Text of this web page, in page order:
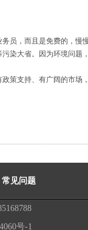
员，而且是免费的，慢
染大省。因为环境问题
策支持、有广阔的市场
常见问题
号-1